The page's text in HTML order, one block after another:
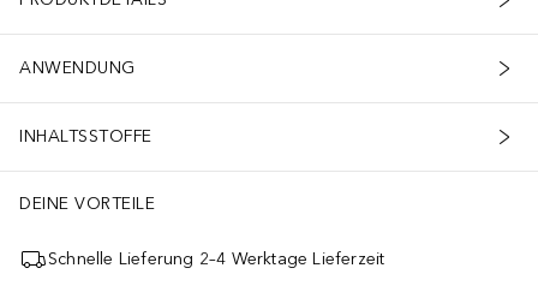
ANWENDUNG
INHALTSSTOFFE
DEINE VORTEILE
Schnelle Lieferung 2–4 Werktage Lieferzeit